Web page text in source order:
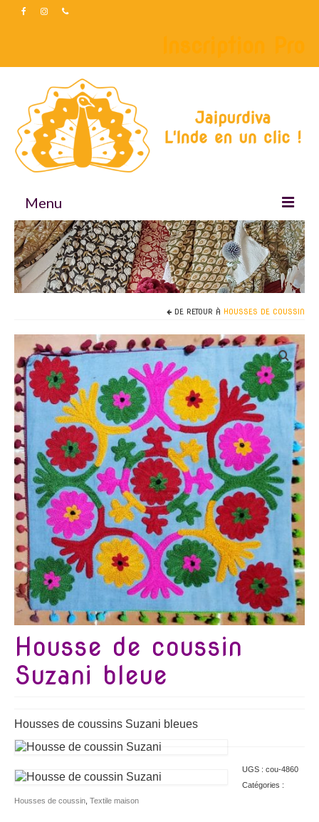
Inscription Pro
Menu
Accueil
Boutique
Etoles, foulards, paréos, carrés
Pièces uniques
Textile maison
Vêtements
Tous nos imprimés
Présentation Marie-Lise Corda
Blog
Contact
DE RETOUR À HOUSSES DE COUSSIN
Housse de coussin
Suzani bleue
Housses de coussins Suzani bleues
UGS : cou-4860
Catégories :
Housses de coussin Textile maison